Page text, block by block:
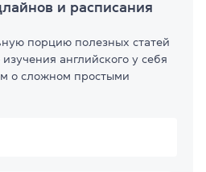
и расписания
порцию полезных статей
английского у себя
о сложном простыми